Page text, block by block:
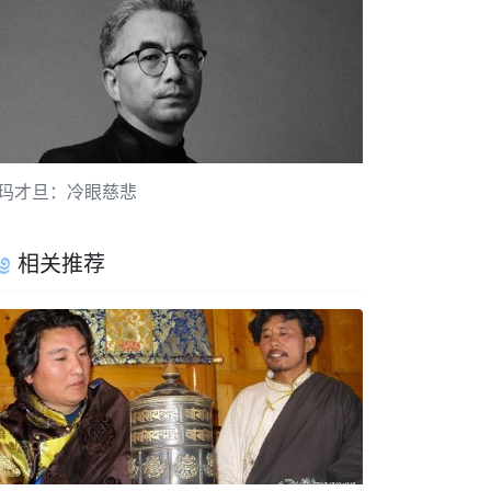
才旦：冷眼慈悲
相关推荐